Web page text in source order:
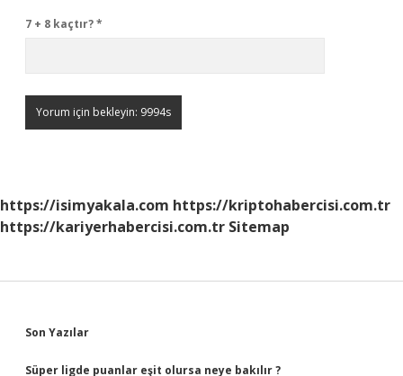
7 + 8 kaçtır?*
https://isimyakala.com https://kriptohabercisi.com.tr
https://kariyerhabercisi.com.tr Sitemap
Sidebar
Son Yazılar
Süper ligde puanlar eşit olursa neye bakılır ?